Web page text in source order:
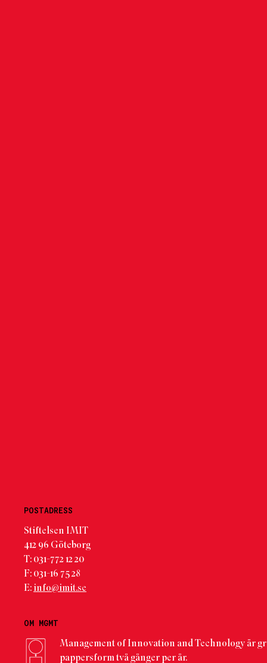
POSTADRESS
Stiftelsen IMIT
412 96 Göteborg
T: 031-772 12 20
F: 031-16 75 28
E: info@imit.se
OM MGMT
Management of Innovation and Technology är
pappersform två gånger per år.